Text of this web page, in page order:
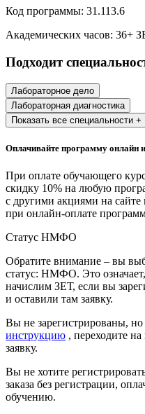
Социология и
и служащих
История и
Психологические
Техносферная
Техносферная
Экологическая
Управление
Техносферная
Допуски
Экономика и
Код программы: 31.113.6
Академических часов: 36+
Подходит
Лабораторное дело
Лабораторная диагностика
Показать все специальности +
Оплачивайте программу онлайн
При оплате обучающего
скидку 10% на любую
с другими акциями на сайте
при онлайн-оплате
Статус НМФО
Обратите внимание – вы
статус: НМФО. Это
начислим ЗЕТ, если вы
и оставили там заявку.
Вы не зарегистрированы,
инструкцию , переходите
заявку.
Вы не хотите
заказа без регистрации,
обучению.